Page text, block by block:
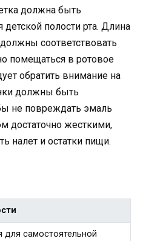
должна быть
полости рта. Длина
соответствовать
помещаться в ротовое
обратить внимание на
должны быть
не повреждать эмаль
достаточно жесткими,
налет и остатки пищи.
для самостоятельной